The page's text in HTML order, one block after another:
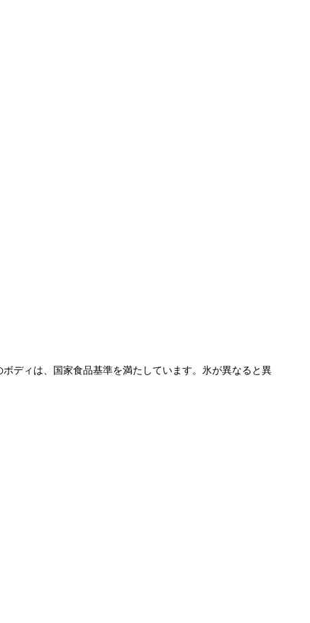
ディは、国家食品基準を満たしています。氷が異なると異